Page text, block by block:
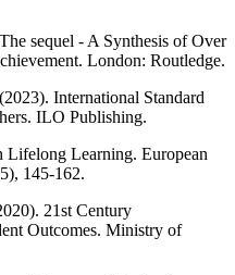
sequel - A Synthesis of Over
London: Routledge.
International Standard
ILO Publishing.
Lifelong Learning. European
145-162.
21st Century
Outcomes. Ministry of